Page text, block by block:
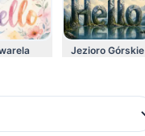
Jezioro Górskie